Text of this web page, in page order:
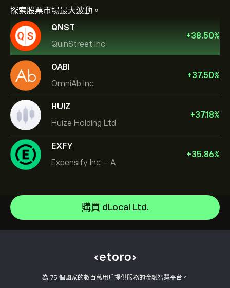
探索股票市場最大波動。
QNST
QuinStreet Inc
+38.50%
OABI
OmniAb Inc
+37.50%
HUIZ
Huize Holding Ltd
+37.18%
EXFY
Expensify Inc - A
+35.86%
購買 dLocal Ltd.
為 75 個國家的數百萬用戶提供服務的金融智慧平台。
Micron Technology, Inc.
Lam Research Corp
Applied Materials Inc
如何存款
如何提款
開設帳戶
用戶端漏洞
CopyTrading 如何運作
負責任的交易
為什麼選擇 eToro
我們的辦事處